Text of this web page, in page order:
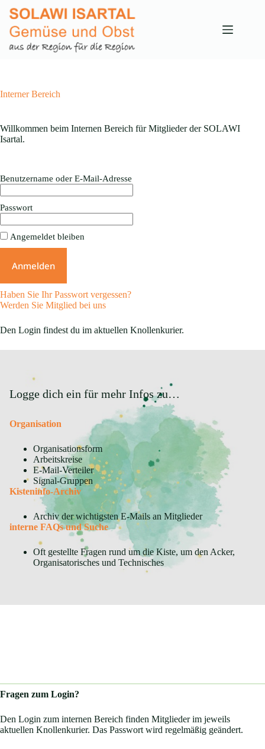
Inhalt
springen
Interner Bereich
Willkommen beim Internen Bereich für Mitglieder der SOLAWI
Isartal.
Benutzername oder E-Mail-Adresse
Passwort
Angemeldet bleiben
Haben Sie Ihr Passwort vergessen?
Werden Sie Mitglied bei uns
Den Login findest du im aktuellen Knollenkurier.
Logge dich ein für mehr Infos zu…
Organisation
Organisationsform
Arbeitskreise
E-Mail-Verteiler
Signal-Gruppen
Kisteninfo-Archiv
Archiv der wichtigsten E-Mails an Mitglieder
interne FAQs und Suche
Oft gestellte Fragen rund um die Kiste, um den Acker,
Organisatorisches und Technisches
Fragen zum Login?
Den Login zum internen Bereich finden Mitglieder im jeweils
aktuellen Knollenkurier. Das Passwort wird regelmäßig geändert.